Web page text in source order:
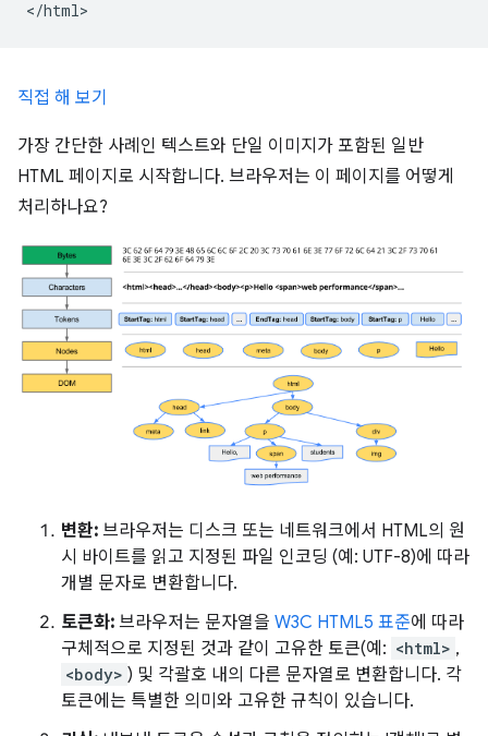
직접 해 보기
가장 간단한 사례인 텍스트와 단일 이미지가 포함된 일반
HTML 페이지로 시작합니다. 브라우저는 이 페이지를 어떻게
처리하나요?
변환: 브라우저는 디스크 또는 네트워크에서 HTML의 원
시 바이트를 읽고 지정된 파일 인코딩 (예: UTF-8)에 따라
개별 문자로 변환합니다.
토큰화: 브라우저는 문자열을 W3C HTML5 표준에 따라
구체적으로 지정된 것과 같이 고유한 토큰(예: <html> ,
<body> ) 및 각괄호 내의 다른 문자열로 변환합니다. 각
토큰에는 특별한 의미와 고유한 규칙이 있습니다.